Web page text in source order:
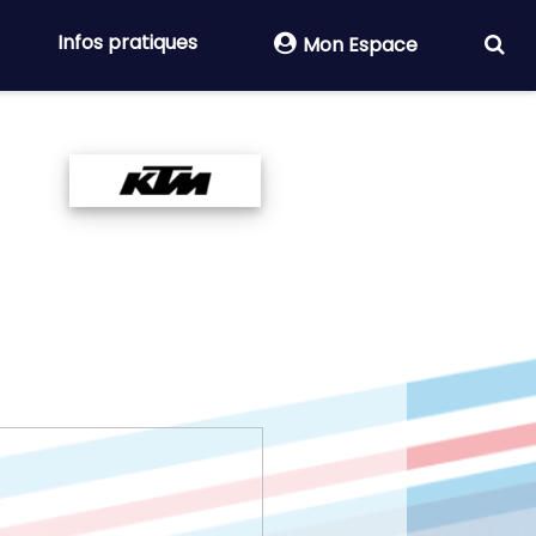
Infos pratiques Mon Espace